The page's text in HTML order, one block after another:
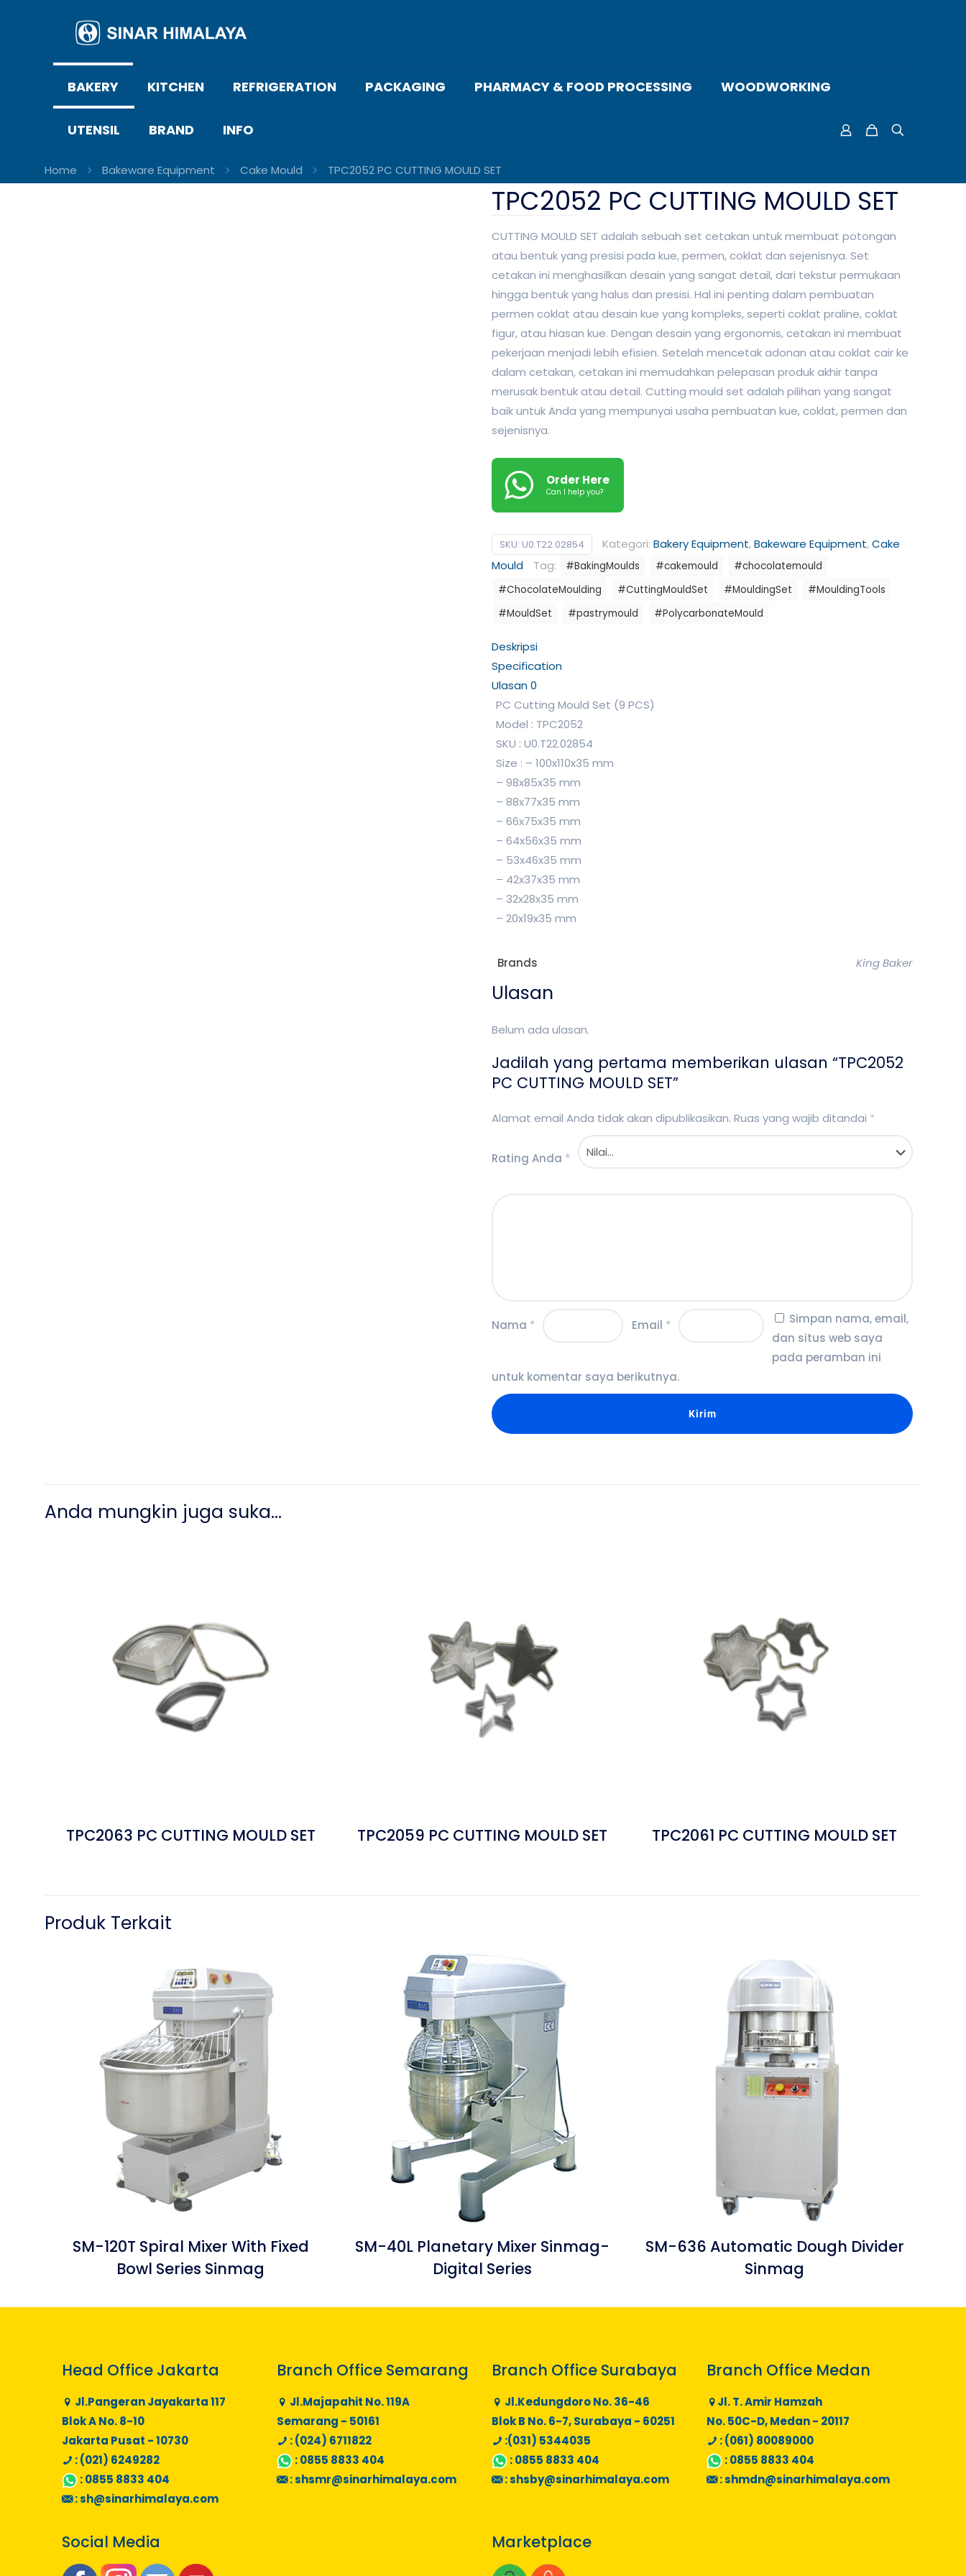
BAKERY KITCHEN REFRIGERATION PACKAGING PHARMACY & FOOD PROCESSING WOODWORKING
UTENSIL BRAND INFO
Home Bakeware Equipment Cake Mould TPC2052 PC CUTTING MOULD SET
TPC2052 PC CUTTING MOULD SET
CUTTING MOULD SET adalah sebuah set cetakan untuk membuat potongan
atau bentuk yang presisi pada kue, permen, coklat dan sejenisnya. Set
cetakan ini menghasilkan desain yang sangat detail, dari tekstur permukaan
hingga bentuk yang halus dan presisi. Hal ini penting dalam pembuatan
permen coklat atau desain kue yang kompleks, seperti coklat praline, coklat
figur, atau hiasan kue. Dengan desain yang ergonomis, cetakan ini membuat
pekerjaan menjadi lebih efisien. Setelah mencetak adonan atau coklat cair ke
dalam cetakan, cetakan ini memudahkan pelepasan produk akhir tanpa
merusak bentuk atau detail. Cutting mould set adalah pilihan yang sangat
baik untuk Anda yang mempunyai usaha pembuatan kue, coklat, permen dan
sejenisnya.
Order Here
Can I help you?
SKU: U0.T22.02854 Kategori: Bakery Equipment,Bakeware Equipment,Cake
Mould
Tag: #BakingMoulds #cakemould
#chocolatemould
#ChocolateMoulding
#CuttingMouldSet #MouldingSet
#MouldingTools
#MouldSet
#pastrymould #PolycarbonateMould
Deskripsi
Specification
Ulasan0
PC Cutting Mould Set (9 PCS)
Model : TPC2052
SKU : U0.T22.02854
Size : – 100x110x35 mm
– 98x85x35 mm
– 88x77x35 mm
– 66x75x35 mm
– 64x56x35 mm
– 53x46x35 mm
– 42x37x35 mm
– 32x28x35 mm
– 20x19x35 mm
Brands King Baker
Ulasan
Belum ada ulasan.
Jadilah yang pertama memberikan ulasan “TPC2052
PC CUTTING MOULD SET”
Alamat email Anda tidak akan dipublikasikan. Ruas yang wajib ditandai *
Rating Anda *
Nama * Email *
Simpan nama, email,
dan situs web saya
pada peramban ini
untuk komentar saya berikutnya.
Anda mungkin juga suka…
TPC2063 PC CUTTING MOULD SET TPC2059 PC CUTTING MOULD SET TPC2061 PC CUTTING MOULD SET
Produk Terkait
SM-120T Spiral Mixer With Fixed
Bowl Series Sinmag
SM-40L Planetary Mixer Sinmag-
Digital Series
SM-636 Automatic Dough Divider
Sinmag
Head Office Jakarta
Jl.Pangeran Jayakarta 117
Blok A No. 8-10
Jakarta Pusat - 10730
: (021) 6249282
:0855 8833 404
:sh@sinarhimalaya.com
Branch Office Semarang
Jl.Majapahit No. 119A
Semarang - 50161
: (024) 6711822
:0855 8833 404
:shsmr@sinarhimalaya.com
Branch Office Surabaya
Jl.Kedungdoro No. 36-46
Blok B No. 6-7, Surabaya - 60251
:(031) 5344035
:0855 8833 404
:shsby@sinarhimalaya.com
Branch Office Medan
Jl. T. Amir Hamzah
No. 50C-D, Medan - 20117
: (061) 80089000
:0855 8833 404
:shmdn@sinarhimalaya.com
Social Media Marketplace